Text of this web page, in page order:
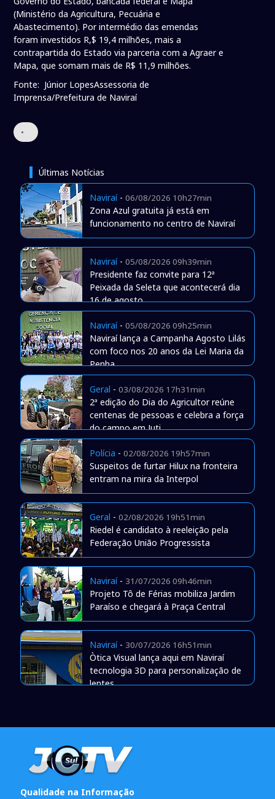
(Ministério da Agricultura, Pecuária e
Abastecimento). Por intermédio das emendas
foram investidos R,$ 19,4 milhões, mais a
contrapartida do Estado via parceria com a Agraer e
Mapa, que somam mais de R$ 11,9 milhões.
Fonte: Júnior LopesAssessoria de
Imprensa/Prefeitura de Naviraí
•
Últimas Notícias
Naviraí- 06/08/2026 10h27min
Zona Azul gratuita já está em
funcionamento no centro de Naviraí
Naviraí- 05/08/2026 09h39min
Presidente faz convite para 12ª
Peixada da Seleta que acontecerá dia
16 de agosto
Naviraí- 05/08/2026 09h25min
Naviraí lança a Campanha Agosto Lilás
com foco nos 20 anos da Lei Maria da
Penha
Geral - 03/08/2026 17h31min
2ª edição do Dia do Agricultor reúne
centenas de pessoas e celebra a força
do campo em Juti
Polícia - 02/08/2026 19h57min
Suspeitos de furtar Hilux na fronteira
entram na mira da Interpol
Geral - 02/08/2026 19h51min
Riedel é candidato à reeleição pela
Federação União Progressista
Naviraí- 31/07/2026 09h46min
Projeto Tô de Férias mobiliza Jardim
Paraíso e chegará à Praça Central
Naviraí- 30/07/2026 16h51min
Òtica Visual lança aqui em Naviraí
tecnologia 3D para personalização de
lentes
Qualidade na Informação